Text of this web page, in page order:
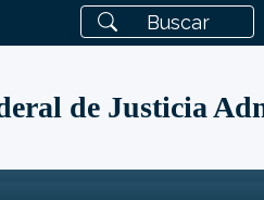
de Justicia